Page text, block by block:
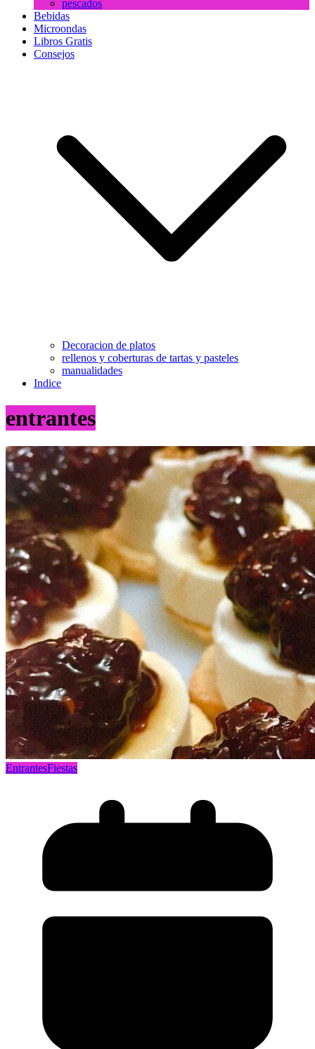
pescados
Bebidas
Microondas
Libros Gratis
Consejos
Decoracion de platos
rellenos y coberturas de tartas y pasteles
manualidades
Indice
entrantes
EntrantesFiestas